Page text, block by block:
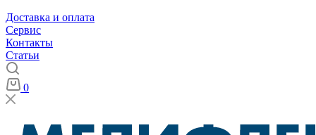
Доставка и оплата
Cервис
Контакты
Статьи
0